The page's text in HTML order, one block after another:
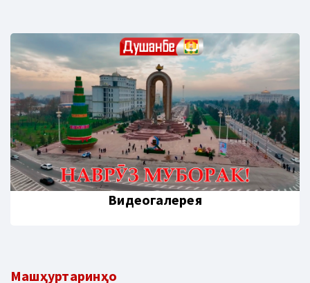
Видеогалерея
Машҳуртаринҳо